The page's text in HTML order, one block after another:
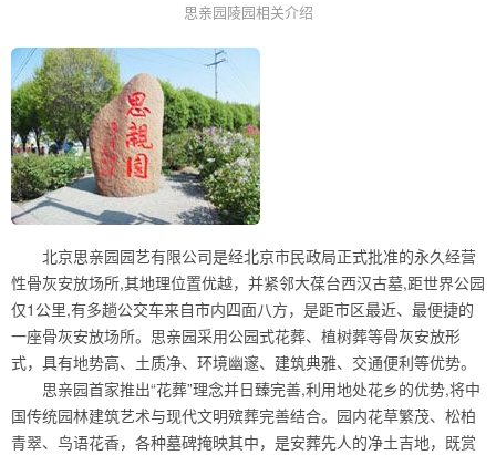
思亲园陵园相关介绍
北京思亲园园艺有限公司是经北京市民政局正式批准的永久经营
性骨灰安放场所,其地理位置优越，并紧邻大葆台西汉古墓,距世界公园
仅1公里,有多趟公交车来自市内四面八方，是距市区最近、最便捷的
一座骨灰安放场所。思亲园采用公园式花葬、植树葬等骨灰安放形
式，具有地势高、土质净、环境幽邃、建筑典雅、交通便利等优势。
思亲园首家推出“花葬”理念并日臻完善,利用地处花乡的优势,将中
国传统园林建筑艺术与现代文明殡葬完善结合。园内花草繁茂、松柏
青翠、鸟语花香，各种墓碑掩映其中，是安葬先人的净土吉地，既赏